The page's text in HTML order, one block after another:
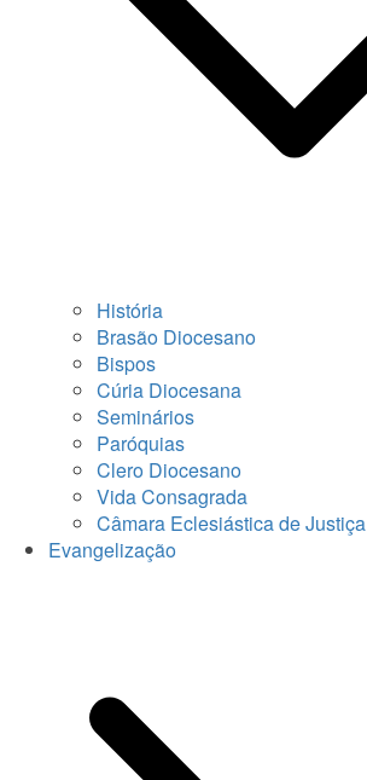
História
Brasão Diocesano
Bispos
Cúria Diocesana
Seminários
Paróquias
Clero Diocesano
Vida Consagrada
Câmara Eclesiástica de Justiça
Evangelização